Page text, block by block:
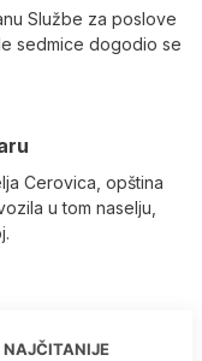
Službe za poslove
sedmice dogodio se
Cerovica, opština
u tom naselju,
NAJČITANIJE